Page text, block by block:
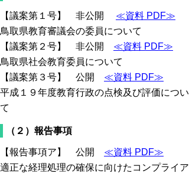
【議案第１号】 非公開 ≪資料 PDF≫
鳥取県教育審議会の委員について
【議案第２号】 非公開 ≪資料 PDF≫
鳥取県社会教育委員について
【議案第３号】 公開 ≪資料 PDF≫
平成１９年度教育行政の点検及び評価につい
て
（２）報告事項
【報告事項ア】 公開 ≪資料 PDF≫
適正な経理処理の確保に向けたコンプライア